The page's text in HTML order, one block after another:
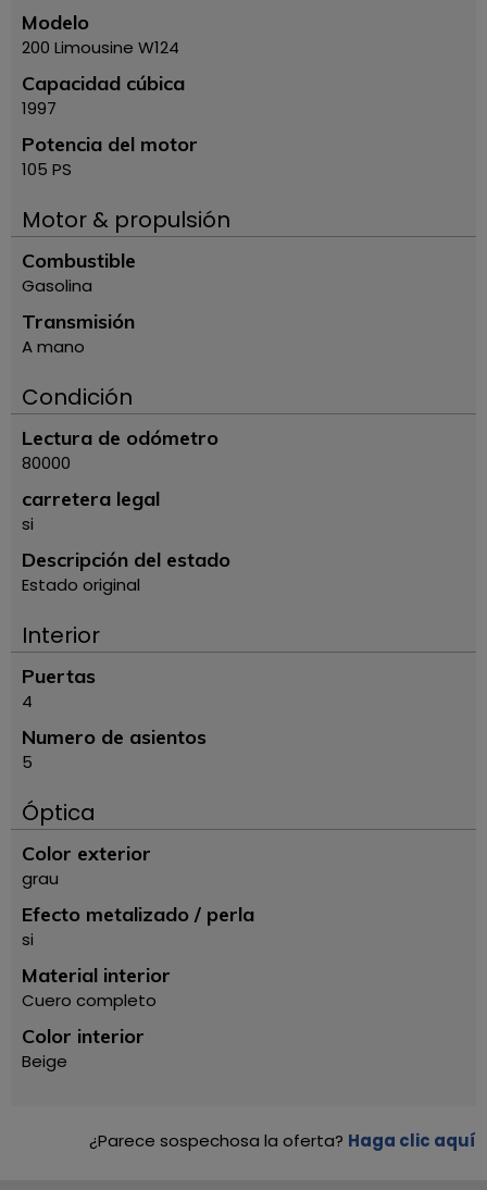
Modelo
200 Limousine W124
Capacidad cúbica
1997
Potencia del motor
105 PS
Motor & propulsión
Combustible
Gasolina
Transmisión
A mano
Condición
Lectura de odómetro
80000
carretera legal
si
Descripción del estado
Estado original
Interior
Puertas
4
Numero de asientos
5
Óptica
Color exterior
grau
Efecto metalizado / perla
si
Material interior
Cuero completo
Color interior
Beige
¿Parece sospechosa la oferta? Haga clic aquí